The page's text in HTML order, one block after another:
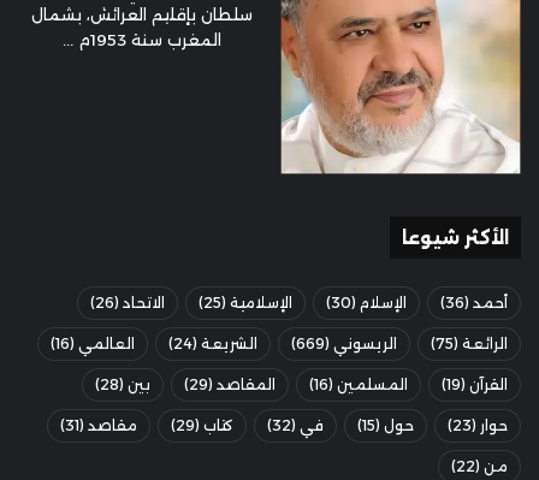
سلطان بإقليم العرائش، بشمال
المغرب سنة 1953م ...
الأكثر شيوعا
أحمد (36) الإسلام (30) الإسلامية (25) الاتحاد (26)
الرائعة (75) الريسوني (669) الشريعة (24) العالمي (16)
القرآن (19) المسلمين (16) المقاصد (29) بين (28)
حوار (23) حول (15) في (32) كتاب (29) مقاصد (31)
من (22)